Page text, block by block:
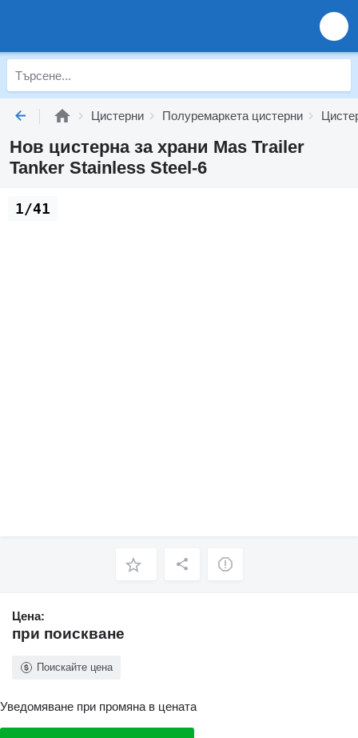
Цистерни Полуремаркета цистерни
Нов цистерна за храни Mas Trailer
Tanker Stainless Steel-6
1/41
Цена:
при поискване
Поискайте цена
Уведомяване при промяна в цената